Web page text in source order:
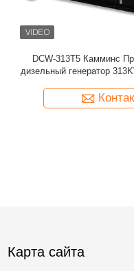
PRP 812.5KVA 650KW
генератор Cummins
Карта сайта